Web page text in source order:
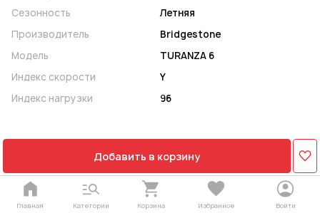
Сезонность
Летняя
Производитель
Bridgestone
Модель
TURANZA 6
Индекс скорости
Y
Индекс нагрузки
96
Добавить в корзину
Главная Категории Корзина Избранное Войти